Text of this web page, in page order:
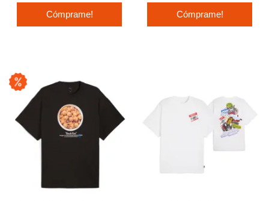
Cómprame! Cómprame!